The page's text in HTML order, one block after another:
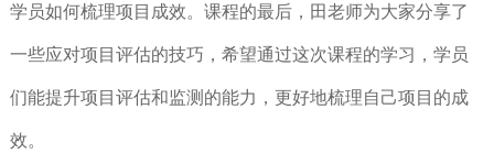
学员如何梳理项目成效。课程的最后，田老师为大家分享了
一些应对项目评估的技巧，希望通过这次课程的学习，学员
们能提升项目评估和监测的能力，更好地梳理自己项目的成
效。